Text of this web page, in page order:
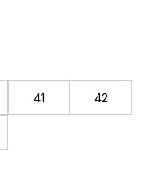
41 42